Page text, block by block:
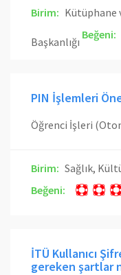
Birim: Kütüphane
Başkanlığı
Beğeni:
PIN İşlemleri
Birim: Sağlık,
Beğeni:
İTÜ Kullanıcı
gereken şartlar